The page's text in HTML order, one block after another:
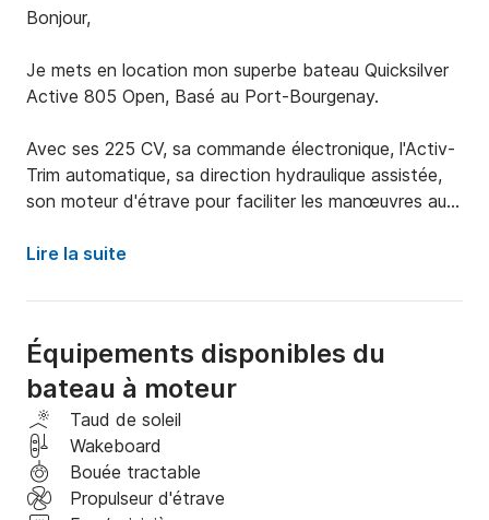
Bonjour,
Je mets en location mon superbe bateau Quicksilver
Active 805 Open, Basé au Port-Bourgenay.
Avec ses 225 CV, sa commande électronique, l'Activ-
Trim automatique, sa direction hydraulique assistée,
son moteur d'étrave pour faciliter les manœuvres au
SIMRAD, sa VHF Fixe avec antenne pour
vous promener dans les environs et explorer les
plages alentour, partir pêcher en pleine mer, Profiter
du bronzage sur le bain de soleil à l'avant du Bateau
en écoutant de la musique à bord sortant des Hauts
parleurs du Cockpit, En option et tarifée dans les
Extras, vous pouvez réserver sur demande et selon
disponibilité, des skis nautiques, un wakeboard et une
bouée tractée une personne pour les sportifs.
Lire la suite
Équipements disponibles du
bateau à moteur
Taud de soleil
Wakeboard
Bouée tractable
Propulseur d'étrave